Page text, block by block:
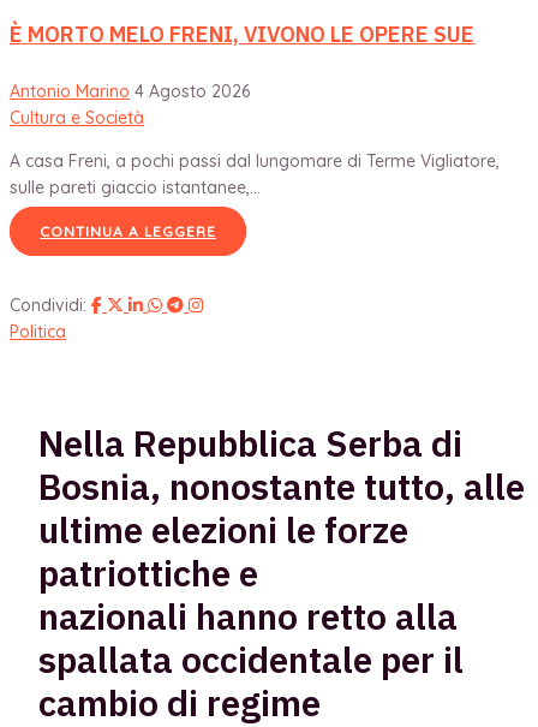
È MORTO MELO FRENI, VIVONO LE OPERE SUE
Antonio Marino 4 Agosto 2026
Cultura e Società
A casa Freni, a pochi passi dal lungomare di Terme Vigliatore,
sulle pareti giaccio istantanee,...
CONTINUA A LEGGERE
Condividi:
Politica
Nella Repubblica Serba di
Bosnia, nonostante tutto, alle
ultime elezioni le forze
patriottiche e
nazionali hanno retto alla
spallata occidentale per il
cambio di regime